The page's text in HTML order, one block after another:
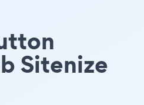
Sitenize